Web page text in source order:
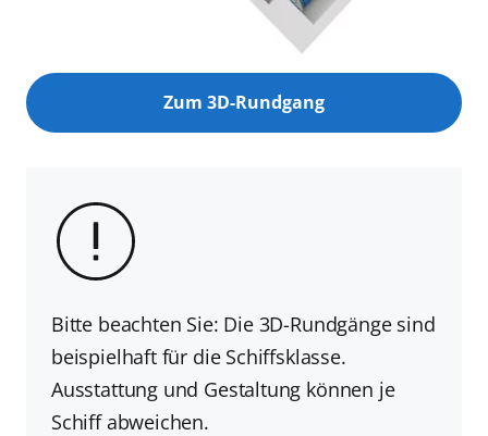
Zum 3D-Rundgang
Bitte beachten Sie: Die 3D-Rundgänge sind
beispielhaft für die Schiffsklasse.
Ausstattung und Gestaltung können je
Schiff abweichen.